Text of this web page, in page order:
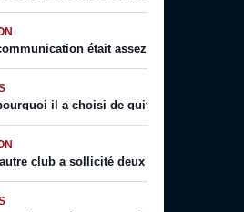
était assez bonne de la
il a choisi de quitter Bordeaux
club a sollicité deux fois un